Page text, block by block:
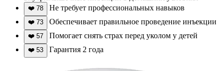
❤️ 78 Не требует профессиональных навыков
❤️ 73 Обеспечивает правильное проведение инъекции
❤️ 57 Помогает снять страх перед уколом у детей
❤️ 53 Гарантия 2 года